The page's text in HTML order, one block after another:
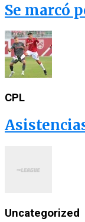
Se marcó
CPL
Uncategorized